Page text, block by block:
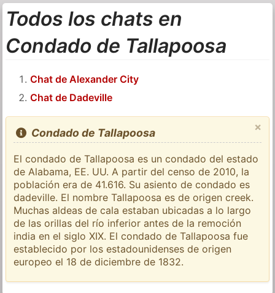
Todos los chats en
Condado de Tallapoosa
Chat de Alexander City
Chat de Dadeville
×
Condado de Tallapoosa
El condado de Tallapoosa es un condado del estado
de Alabama, EE. UU. A partir del censo de 2010, la
población era de 41.616. Su asiento de condado es
dadeville. El nombre Tallapoosa es de origen creek.
Muchas aldeas de cala estaban ubicadas a lo largo
de las orillas del río inferior antes de la remoción
india en el siglo XIX. El condado de Tallapoosa fue
establecido por los estadounidenses de origen
europeo el 18 de diciembre de 1832.